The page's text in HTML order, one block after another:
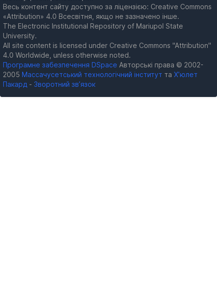
Весь контент сайту доступно за ліцензією: Creative Commons
«Attribution» 4.0 Всесвітня, якщо не зазначено інше.
The Electronic Institutional Repository of Mariupol State
University.
All site content is licensed under Creative Commons "Attribution"
4.0 Worldwide, unless otherwise noted.
Програмне забезпечення DSpace Авторські права © 2002-
2005 Массачусетський технологічний інститут та Х’юлет
Пакард - Зворотний зв’язок